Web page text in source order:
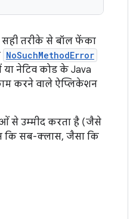
तरीके से बॉल फेंका
NoSuchMethodError
नेटिव कोड के Java
करने वाले ऐप्लिकेशन
से उम्मीद करता है (जैसे
कि सब-क्लास, जैसा कि